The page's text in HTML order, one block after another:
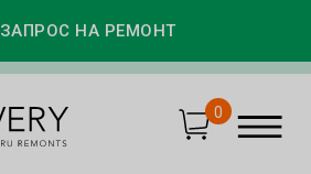
ЗАПРОС НА РЕМОНТ
0